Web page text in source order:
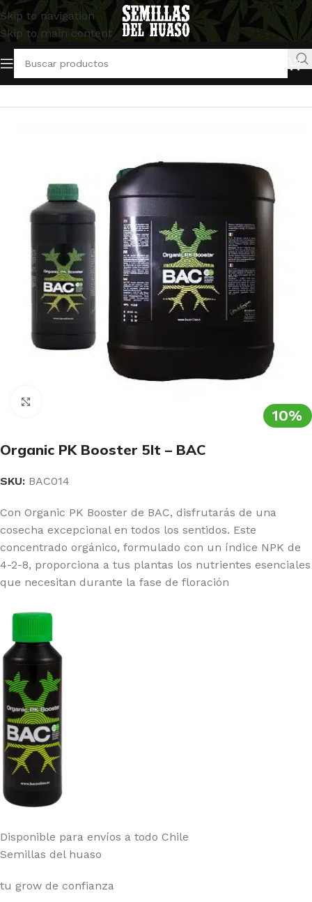
Skip to navigation
Skip to main content
Inicio/Artículos Indoor/Abonos y Fertilizantes
10%
Organic PK Booster 5lt – BAC
SKU: BAC014
Con Organic PK Booster de BAC, disfrutarás de una
cosecha excepcional en todos los sentidos. Este
concentrado orgánico, formulado con un índice NPK de
4-2-8, proporciona a tus plantas los nutrientes esenciales
que necesitan durante la fase de floración
Disponible para envíos a todo Chile
Semillas del huaso
tu grow de confianza